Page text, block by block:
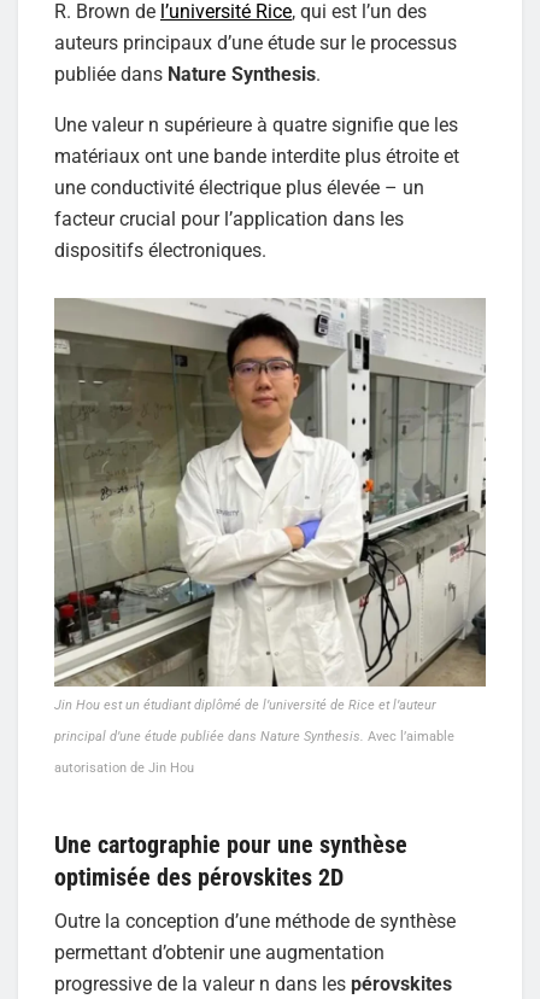
R. Brown de l’université Rice, qui est l’un des
auteurs principaux d’une étude sur le processus
publiée dans Nature Synthesis.
Une valeur n supérieure à quatre signifie que les
matériaux ont une bande interdite plus étroite et
une conductivité électrique plus élevée – un
facteur crucial pour l’application dans les
dispositifs électroniques.
Jin Hou est un étudiant diplômé de l’université de Rice et l’auteur
principal d’une étude publiée dans Nature Synthesis. Avec l’aimable
autorisation de Jin Hou
Une cartographie pour une synthèse
optimisée des pérovskites 2D
Outre la conception d’une méthode de synthèse
permettant d’obtenir une augmentation
progressive de la valeur n dans les pérovskites